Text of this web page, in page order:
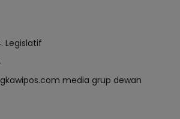
Legislatif
media grup dewan